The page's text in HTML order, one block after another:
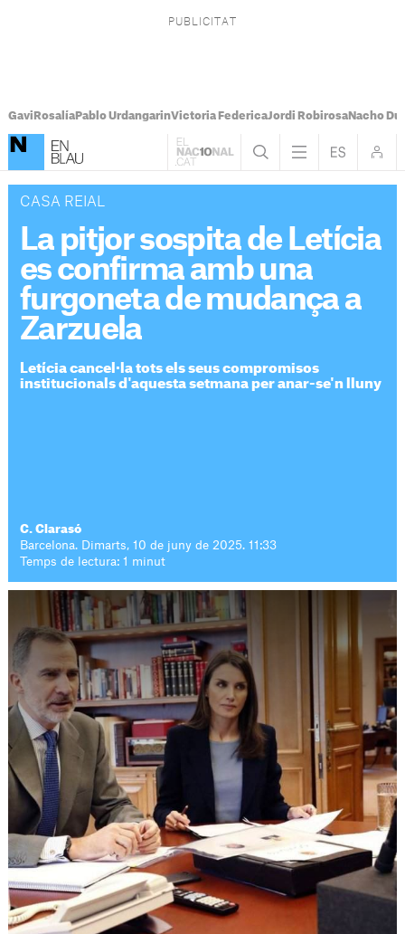
Gavi RosalíaPablo UrdangarinVictoria FedericaJordi RobirosaNacho
CASA REIAL
La pitjor sospita de Letícia
es confirma amb una
furgoneta de mudança a
Zarzuela
Letícia cancel·la tots els seus compromisos
institucionals d'aquesta setmana per anar-se'n lluny
C. Clarasó
Barcelona. Dimarts, 10 de juny de 2025. 11:33
Temps de lectura: 1 minut